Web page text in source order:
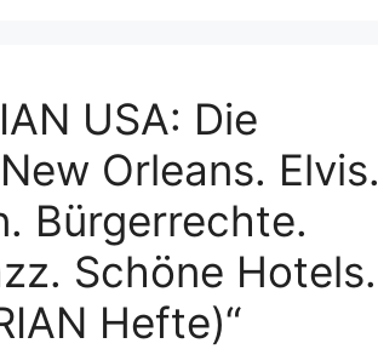
USA: Die
Orleans. Elvis.
Bürgerrechte.
Schöne Hotels.
Hefte)“